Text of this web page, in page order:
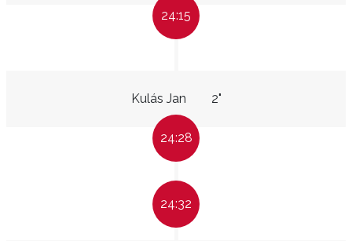
24:15
Kulás Jan 2"
24:28
24:32